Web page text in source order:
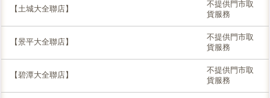
【土城大全聯店】
不提供門市取
貨服務
【景平大全聯店】
不提供門市取
貨服務
【碧潭大全聯店】
不提供門市取
貨服務